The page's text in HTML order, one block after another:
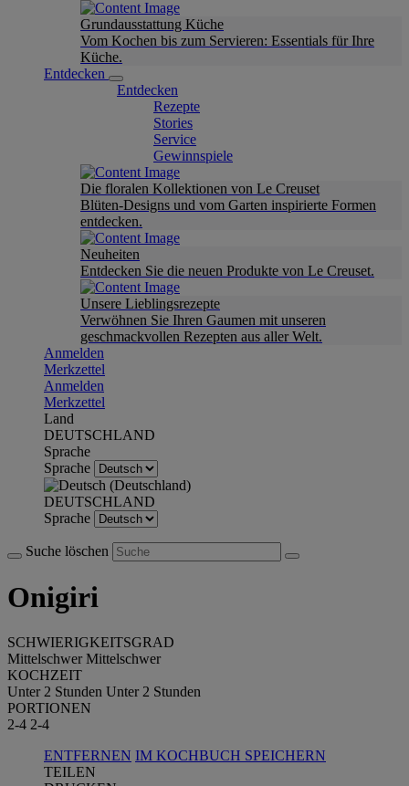
Grundausstattung Küche
Vom Kochen bis zum Servieren: Essentials für Ihre
Küche.
Entdecken
Entdecken
Rezepte
Stories
Service
Gewinnspiele
Die floralen Kollektionen von Le Creuset
Blüten-Designs und vom Garten inspirierte Formen
entdecken.
Neuheiten
Entdecken Sie die neuen Produkte von Le Creuset.
Unsere Lieblingsrezepte
Verwöhnen Sie Ihren Gaumen mit unseren
geschmackvollen Rezepten aus aller Welt.
Anmelden
Merkzettel
Anmelden
Merkzettel
Land
DEUTSCHLAND
Sprache
Sprache
DEUTSCHLAND
Sprache
Suche löschen
Onigiri
SCHWIERIGKEITSGRAD
Mittelschwer Mittelschwer
KOCHZEIT
Unter 2 Stunden Unter 2 Stunden
PORTIONEN
2-4 2-4
ENTFERNEN IM KOCHBUCH SPEICHERN
TEILEN